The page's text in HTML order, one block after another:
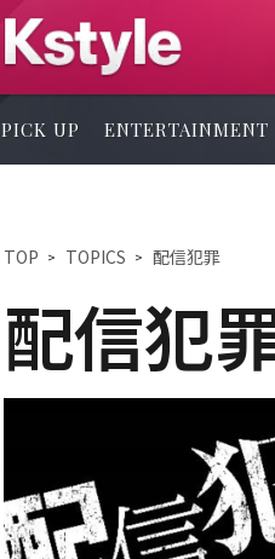
PICK UP ENTERTAINMENT
TOP TOPICS 配信犯罪
配信犯